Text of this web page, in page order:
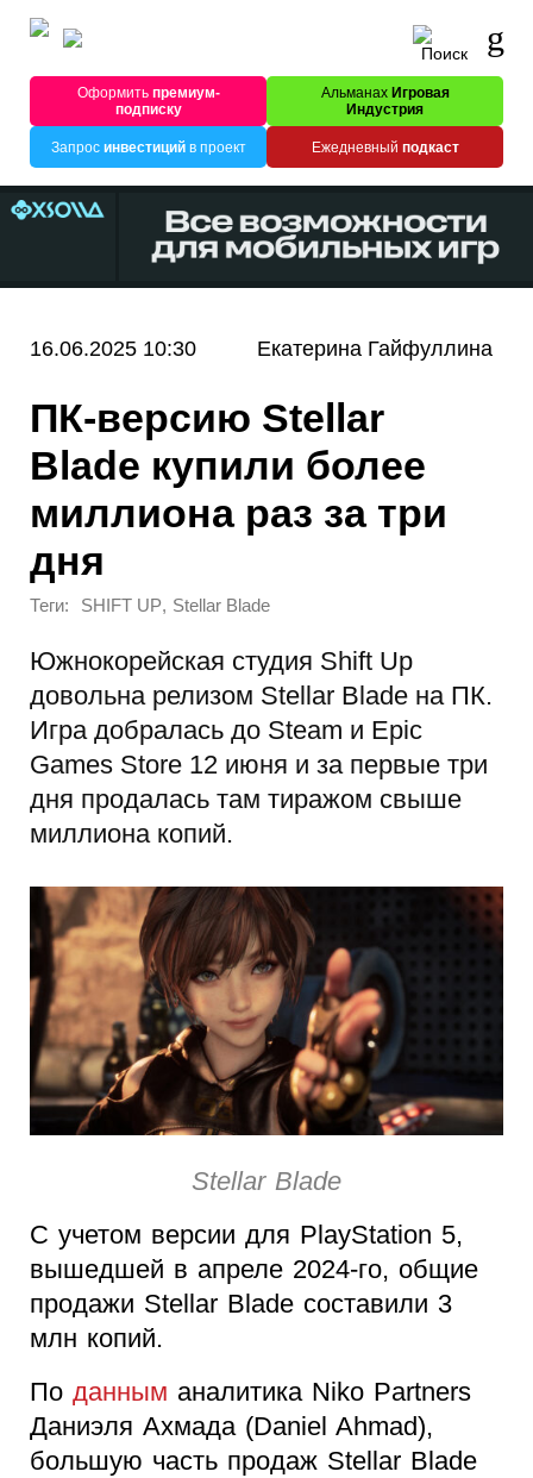
Оформитьпремиум-
подписку
Альманах Игровая
Индустрия
Запрос инвестицийв проект Ежедневный подкаст
16.06.2025 10:30 Екатерина Гайфуллина
ПК-версию Stellar
Blade купили более
миллиона раз за три
дня
Теги: SHIFT UP, Stellar Blade
Южнокорейская студия Shift Up
довольна релизом Stellar Blade на ПК.
Игра добралась до Steam и Epic
Games Store 12 июня и за первые три
дня продалась там тиражом свыше
миллиона копий.
Stellar Blade
С учетом версии для PlayStation 5,
вышедшей в апреле 2024-го, общие
продажи Stellar Blade составили 3
млн копий.
По данным аналитика Niko Partners
Даниэля Ахмада (Daniel Ahmad),
большую часть продаж Stellar Blade